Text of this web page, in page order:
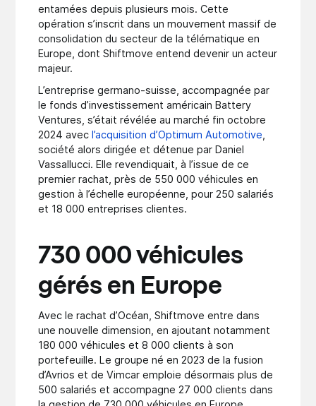
entamées depuis plusieurs mois. Cette
opération s’inscrit dans un mouvement massif de
consolidation du secteur de la télématique en
Europe, dont Shiftmove entend devenir un acteur
majeur.
L’entreprise germano-suisse, accompagnée par
le fonds d’investissement américain Battery
Ventures, s’était révélée au marché fin octobre
2024 avec l’acquisition d’Optimum Automotive,
société alors dirigée et détenue par Daniel
Vassallucci. Elle revendiquait, à l’issue de ce
premier rachat, près de 550 000 véhicules en
gestion à l’échelle européenne, pour 250 salariés
et 18 000 entreprises clientes.
730 000 véhicules
gérés en Europe
Avec le rachat d’Océan, Shiftmove entre dans
une nouvelle dimension, en ajoutant notamment
180 000 véhicules et 8 000 clients à son
portefeuille. Le groupe né en 2023 de la fusion
d’Avrios et de Vimcar emploie désormais plus de
500 salariés et accompagne 27 000 clients dans